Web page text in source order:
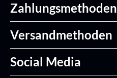
Zahlungsmethoden
Versandmethoden
Social Media